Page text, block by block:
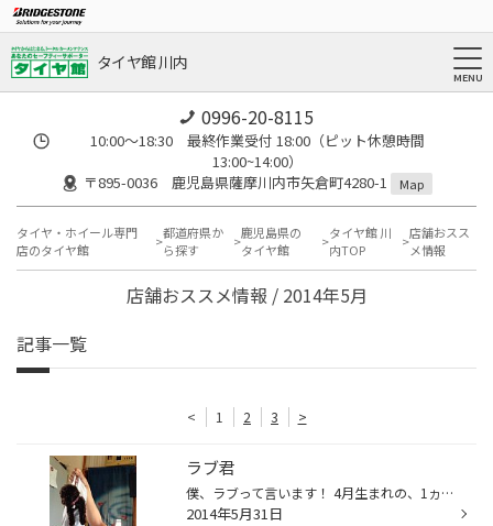
タイヤ館 川内
0996-20-8115
10:00～18:30 最終作業受付 18:00（ピット休憩時間
13:00~14:00）
〒895-0036 鹿児島県薩摩川内市矢倉町4280-1
Map
タイヤ・ホイール専門
店のタイヤ館
都道府県か
ら探す
鹿児島県の
タイヤ館
タイヤ館 川
内TOP
店舗おスス
メ情報
店舗おススメ情報 / 2014年5月
記事一覧
< 1 2 3 >
ラブ君
僕、ラブって言います！ 4月生まれの、1ヵ月です！！ 袋が好きすぎて噛んでたら、袋に入れられちゃった～笑 あっ、ど～も山本です。 ラブはラブ、ドリーム、ハピネス運びます。
2014年5月31日